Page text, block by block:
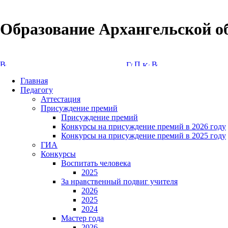
Образование Архангельской
Главная
Педагогу
Аттестация
Присуждение премий
Присуждение премий
Конкурсы на присуждение премий в 2026 году
Конкурсы на присуждение премий в 2025 году
ГИА
Конкурсы
Воспитать человека
2025
За нравственный подвиг учителя
2026
2025
2024
Мастер года